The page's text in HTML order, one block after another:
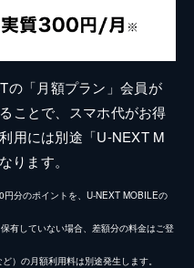
の「月額プラン」会員が
ことで、スマホ代がお得
用には別途「U-NEXT M
ります。
分のポイントを、U-NEXT MOBILEの
有していない場合、差額分の料金はご登
）の月額利用料は別途発生します。